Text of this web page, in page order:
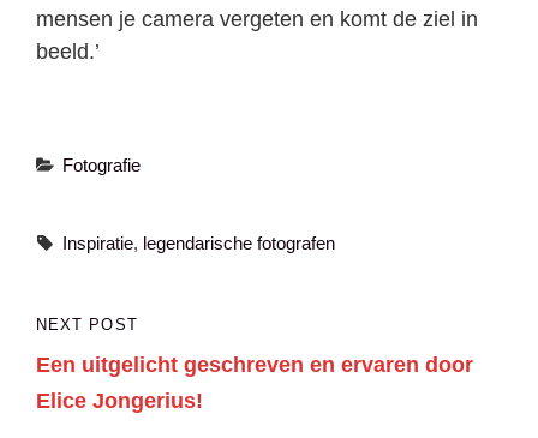
mensen je camera vergeten en komt de ziel in
beeld.’
Categories
Fotografie
Tags,
Inspiratie, legendarische fotografen
Bericht
navigatie
Next
Post
NEXT POST
Een uitgelicht geschreven en ervaren door
Elice Jongerius!